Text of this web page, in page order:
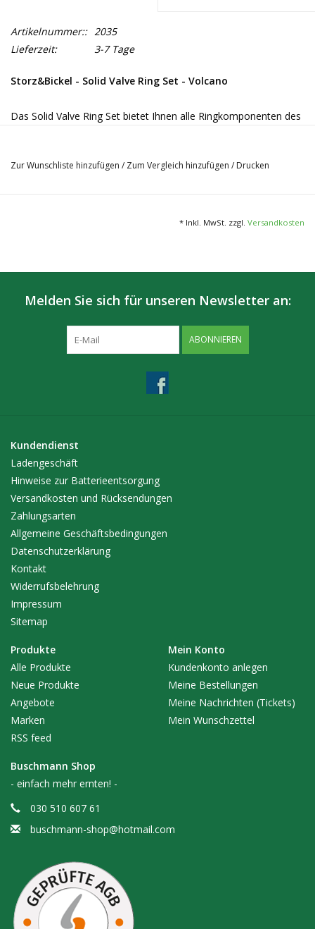
Artikelnummer:: 2035
Lieferzeit:
3-7 Tage
Storz&Bickel - Solid Valve Ring Set - Volcano
Das Solid Valve Ring Set bietet Ihnen alle Ringkomponenten des
gewährleisten Ihnen ein Vaporizieren ohne Dampfverlust.
2x Ballon Clips
Zur Wunschliste hinzufügen / Zum Vergleich hinzufügen / Drucken
* Inkl. MwSt. zzgl. Versandkosten
Melden Sie sich für unseren Newsletter an:
ABONNIEREN
Kundendienst
Ladengeschäft
Hinweise zur Batterieentsorgung
Versandkosten und Rücksendungen
Zahlungsarten
Allgemeine Geschäftsbedingungen
Datenschutzerklärung
Kontakt
Widerrufsbelehrung
Impressum
Sitemap
Produkte
Alle Produkte
Neue Produkte
Angebote
Marken
RSS feed
Mein Konto
Kundenkonto anlegen
Meine Bestellungen
Meine Nachrichten (Tickets)
Mein Wunschzettel
Buschmann Shop
- einfach mehr ernten! -
030 510 607 61
buschmann-shop@hotmail.com